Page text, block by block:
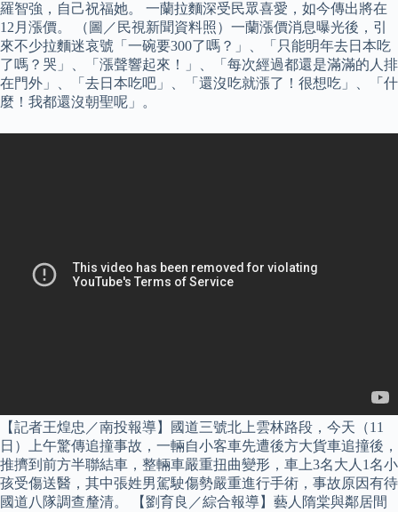
羅智強，自己祝福她。 一蘭拉麵深受民眾喜愛，如今傳出將在
12月漲價。 （圖／民視新聞資料照）一蘭漲價消息曝光後，引
來不少拉麵迷哀號「一碗要300了嗎？」、「只能明年去日本吃
了嗎？哭」、「漲聲響起來！」、「每次經過都還是滿滿的人排
在門外」、「去日本吃吧」、「還沒吃就漲了！很想吃」、「什
麼！我都還沒朝聖呢」。
【記者王煌忠／南投報導】國道三號北上雲林路段，今天（11
日）上午驚傳追撞事故，一輛自小客車先遭後方大貨車追撞後，
推擠到前方半聯結車，整輛車嚴重扭曲變形，車上3名大人1名小
孩受傷送醫，其中張姓男駕駛傷勢嚴重進行手術，事故原因有待
國道八隊調查釐清。 【劉育良／綜合報導】藝人隋棠與鄰居間